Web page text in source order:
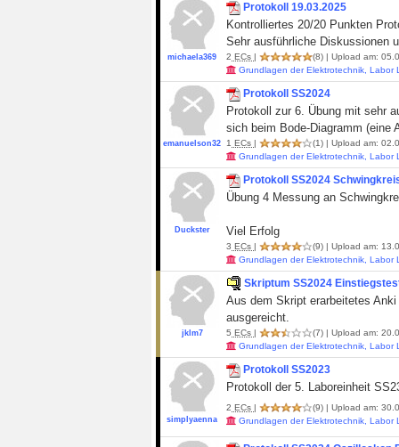
michaela369
Protokoll 19.03.2025
Kontrolliertes 20/20 Punkten
Sehr ausführliche Diskussionen
2 ECs | (8) | Upload am:
Grundlagen der Elektrotechnik, Labor
emanuelson32
Protokoll SS2024
Protokoll zur 6. Übung mit sehr
sich beim Bode-Diagramm (eine
1 ECs | (1) | Upload am:
Grundlagen der Elektrotechnik, Labor
Duckster
Protokoll SS2024
Übung 4 Messung an
Viel Erfolg
3 ECs | (9) | Upload am:
Grundlagen der Elektrotechnik, Labor
jklm7
Skriptum SS2024
Aus dem Skript erarbeitetes
ausgereicht.
5 ECs | (7) | Upload am:
Grundlagen der Elektrotechnik, Labor
simplyaenna
Protokoll SS2023
Protokoll der 5. Laboreinheit
2 ECs | (9) | Upload am:
Grundlagen der Elektrotechnik, Labor